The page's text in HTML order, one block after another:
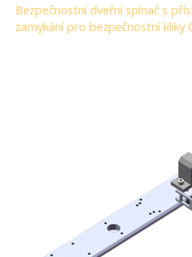
Bezpečnostní dveřní spínač s
zamykání pro bezpečnostní kliky